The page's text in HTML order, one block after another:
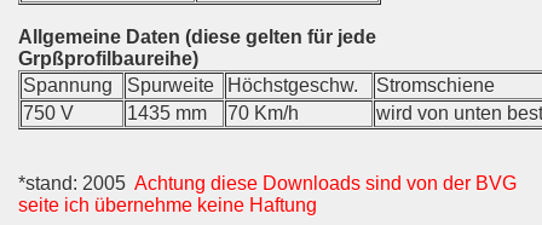
Allgemeine Daten (diese gelten für jede
Grpßprofilbaureihe)
Spannung
Spurweite Höchstgeschw.
Stromschiene
750 V
1435 mm 70 Km/h wird von unten
*stand: 2005 Achtung diese Downloads sind von der BVG
seite ich übernehme keine Haftung